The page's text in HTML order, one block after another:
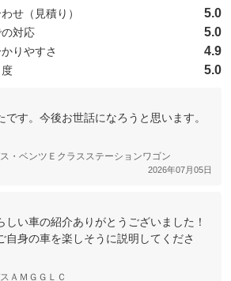
満点中）
せ（見積り） 5.0
対応 5.0
りやすさ 4.9
5.0
す。今後お世話になろうと思います。
・ベンツＥクラスステーションワゴン
2026年07月05日
しい車の紹介ありがとうございました！
自身の車を楽しそうに説明してくださ
ＡＭＧＧＬＣ